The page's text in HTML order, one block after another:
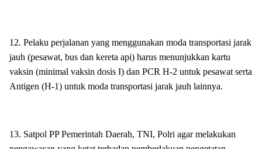
12. Pelaku perjalanan yang menggunakan moda transportasi jarak
jauh (pesawat, bus dan kereta api) harus menunjukkan kartu
vaksin (minimal vaksin dosis I) dan PCR H-2 untuk pesawat serta
Antigen (H-1) untuk moda transportasi jarak jauh lainnya.
13. Satpol PP Pemerintah Daerah, TNI, Polri agar melakukan